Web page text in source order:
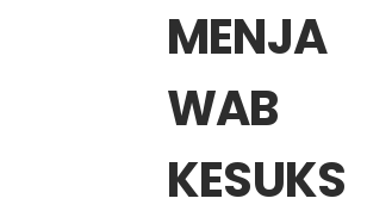
MENJA
WAB
KESUKS